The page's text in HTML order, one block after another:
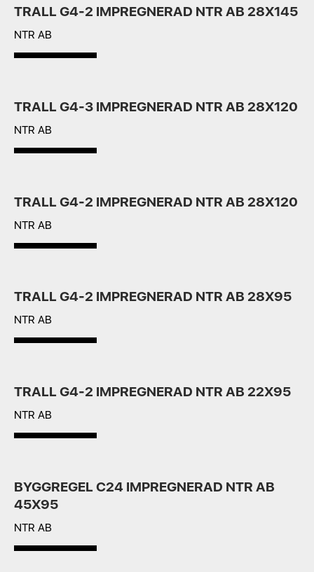
TRALL G4-2 IMPREGNERAD NTR AB 28X145
NTR AB
TRALL G4-3 IMPREGNERAD NTR AB 28X120
NTR AB
TRALL G4-2 IMPREGNERAD NTR AB 28X120
NTR AB
TRALL G4-2 IMPREGNERAD NTR AB 28X95
NTR AB
TRALL G4-2 IMPREGNERAD NTR AB 22X95
NTR AB
BYGGREGEL C24 IMPREGNERAD NTR AB
45X95
NTR AB